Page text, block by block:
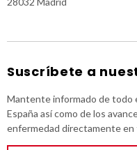
Suscríbete a
Mantente informado de todo
España así como de los
enfermedad directamente